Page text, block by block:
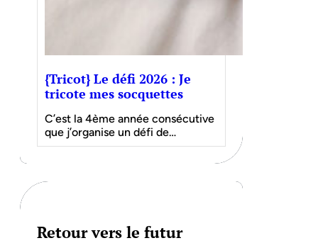
{Tricot} Le défi 2026 : Je
tricote mes socquettes
C’est la 4ème année consécutive
que j’organise un défi de…
Retour vers le futur